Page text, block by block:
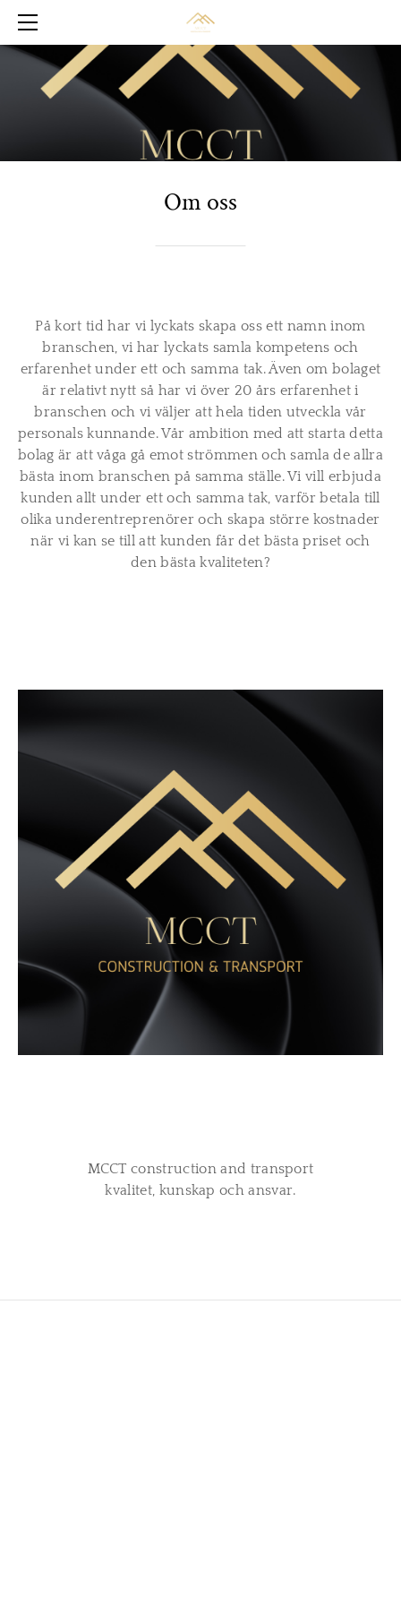
Om oss
På kort tid har vi lyckats skapa oss ett namn inom
branschen, vi har lyckats samla kompetens och
erfarenhet under ett och samma tak. Även om bolaget
är relativt nytt så har vi över 20 års erfarenhet i
branschen och vi väljer att hela tiden utveckla vår
personals kunnande. Vår ambition med att starta detta
bolag är att våga gå emot strömmen och samla de allra
bästa inom branschen på samma ställe. Vi vill erbjuda
kunden allt under ett och samma tak, varför betala till
olika underentreprenörer och skapa större kostnader
när vi kan se till att kunden får det bästa priset och
den bästa kvaliteten?
MCCT construction and transport
kvalitet, kunskap och ansvar.
HEM
TJÄNSTER
OM OSS